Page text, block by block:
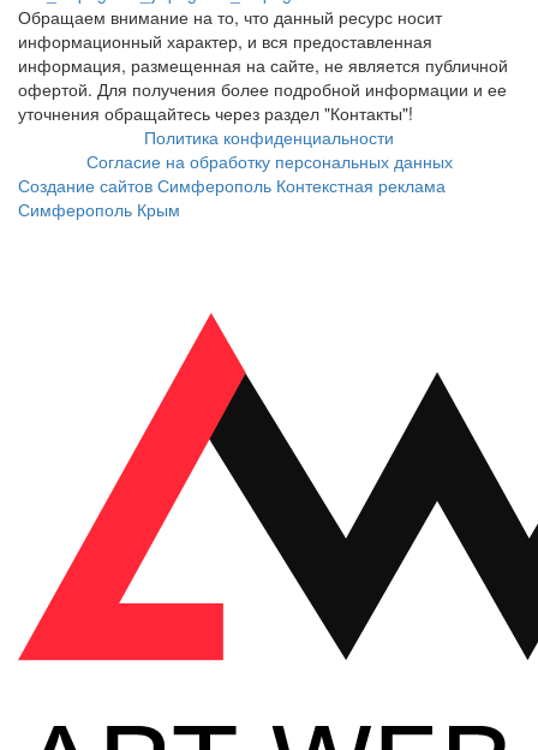
Обращаем внимание на то, что данный ресурс носит
информационный характер, и вся предоставленная
информация, размещенная на сайте, не является публичной
офертой. Для получения более подробной информации и ее
уточнения обращайтесь через раздел "Контакты"!
Политика конфиденциальности
Согласие на обработку персональных данных
Создание сайтов Симферополь Контекстная реклама
Симферополь Крым